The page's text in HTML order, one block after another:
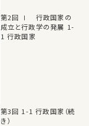
第2回 Ⅰ 行政国家の
成立と行政学の発展 1-
1 行政国家
第3回 1-1 行政国家（続
き）